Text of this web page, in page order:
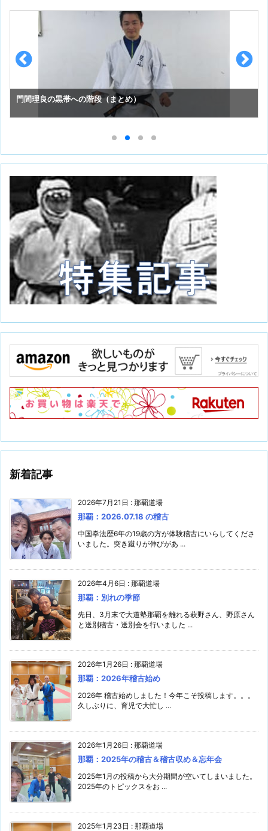
スーパーセーフのお手入れ （①初めての投稿）
新着記事
2026年7月21日 : 那覇道場
那覇：2026.07.18 の稽古
中国拳法歴6年の19歳の方が体験稽古にいらしてくださ
いました。突き蹴りが伸びがあ ...
2026年4月6日 : 那覇道場
那覇：別れの季節
先日、3月末で大道塾那覇を離れる萩野さん、野原さん
と送別稽古・送別会を行いました ...
2026年1月26日 : 那覇道場
那覇：2026年稽古始め
2026年 稽古始めしました！今年こそ投稿します。。。
久しぶりに、育児で大忙し ...
2026年1月26日 : 那覇道場
那覇：2025年の稽古＆稽古収め＆忘年会
2025年1月の投稿から大分期間が空いてしまいました。
2025年のトピックスをお ...
2025年1月23日 : 那覇道場